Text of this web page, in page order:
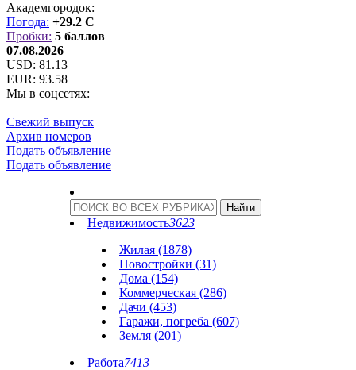
Академгородок:
Погода: +29.2 C
Пробки: 5 баллов
07.08.2026
USD: 81.13
EUR: 93.58
Мы в соцсетях:
Свежий выпуск
Архив номеров
Подать объявление
Подать объявление
Недвижимость3623
Жилая (1878)
Новостройки (31)
Дома (154)
Коммерческая (286)
Дачи (453)
Гаражи, погреба (607)
Земля (201)
Работа7413